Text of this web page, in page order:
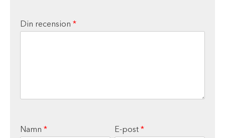
Din recension *
Namn * E-post *